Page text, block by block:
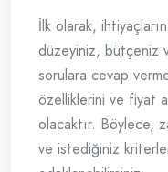
İlk olarak,
düzeyiniz, bütçeniz
sorulara cevap
özelliklerini ve fiyat
olacaktır. Böylece,
ve istediğiniz